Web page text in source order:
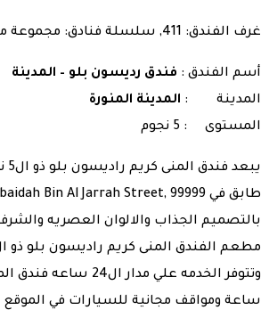
غرف الفندق: 411, سلسلة فنادق: مجموعة مكارم للضيافة
أسم الفندق : فندق رديسون بلو – المدينة
المدينة : المدينة المنورة
المستوى : 5 نجوم
بالتصميم الجذاب والالوان العصريه
ساعة ومواقف مجانية للسيارات في الموقع